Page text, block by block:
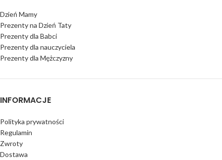
Dzień Mamy
Prezenty na Dzień Taty
Prezenty dla Babci
Prezenty dla nauczyciela
Prezenty dla Mężczyzny
INFORMACJE
Polityka prywatności
Regulamin
Zwroty
Dostawa